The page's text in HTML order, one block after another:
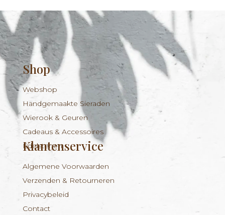
Shop
Webshop
Handgemaakte Sieraden
Wierook & Geuren
Cadeaus & Accessoires
Edelstenen
Klantenservice
Algemene Voorwaarden
Verzenden & Retourneren
Privacybeleid
Contact